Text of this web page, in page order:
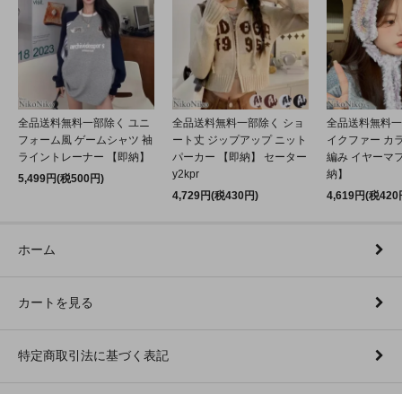
全品送料無料一部除く ユニ
フォーム風 ゲームシャツ 袖
ライントレーナー 【即納】
5,499円(税500円)
全品送料無料一部除く ショ
ート丈 ジップアップ ニット
パーカー 【即納】 セーター
y2kpr
4,729円(税430円)
全品送料無料
イクファー カ
編み イヤーマ
納】
4,619円(税420
ホーム
カートを見る
特定商取引法に基づく表記